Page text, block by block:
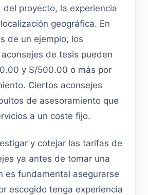
proyecto, la experiencia
geográfica. En
de un ejemplo, los
de tesis pueden
y S/500.00 o más por
Ciertos aconsejes
de asesoramiento que
a un coste fijo.
y cotejar las tarifas de
ya antes de tomar una
es fundamental asegurarse
escogido tenga experiencia